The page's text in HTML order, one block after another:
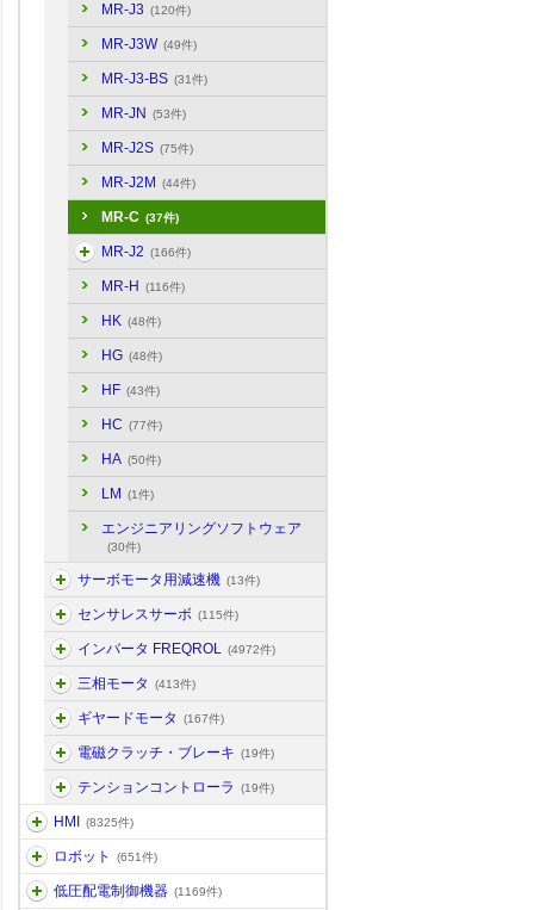
MR-J3 (120件)
MR-J3W (49件)
MR-J3-BS (31件)
MR-JN (53件)
MR-J2S (75件)
MR-J2M (44件)
MR-C (37件)
MR-J2 (166件)
MR-H (116件)
HK (48件)
HG (48件)
HF (43件)
HC (77件)
HA (50件)
LM (1件)
エンジニアリングソフトウェア
(30件)
サーボモータ用減速機 (13件)
センサレスサーボ (115件)
インバータ FREQROL (4972件)
三相モータ (413件)
ギヤードモータ (167件)
電磁クラッチ・ブレーキ (19件)
テンションコントローラ (19件)
HMI (8325件)
ロボット (651件)
低圧配電制御機器 (1169件)